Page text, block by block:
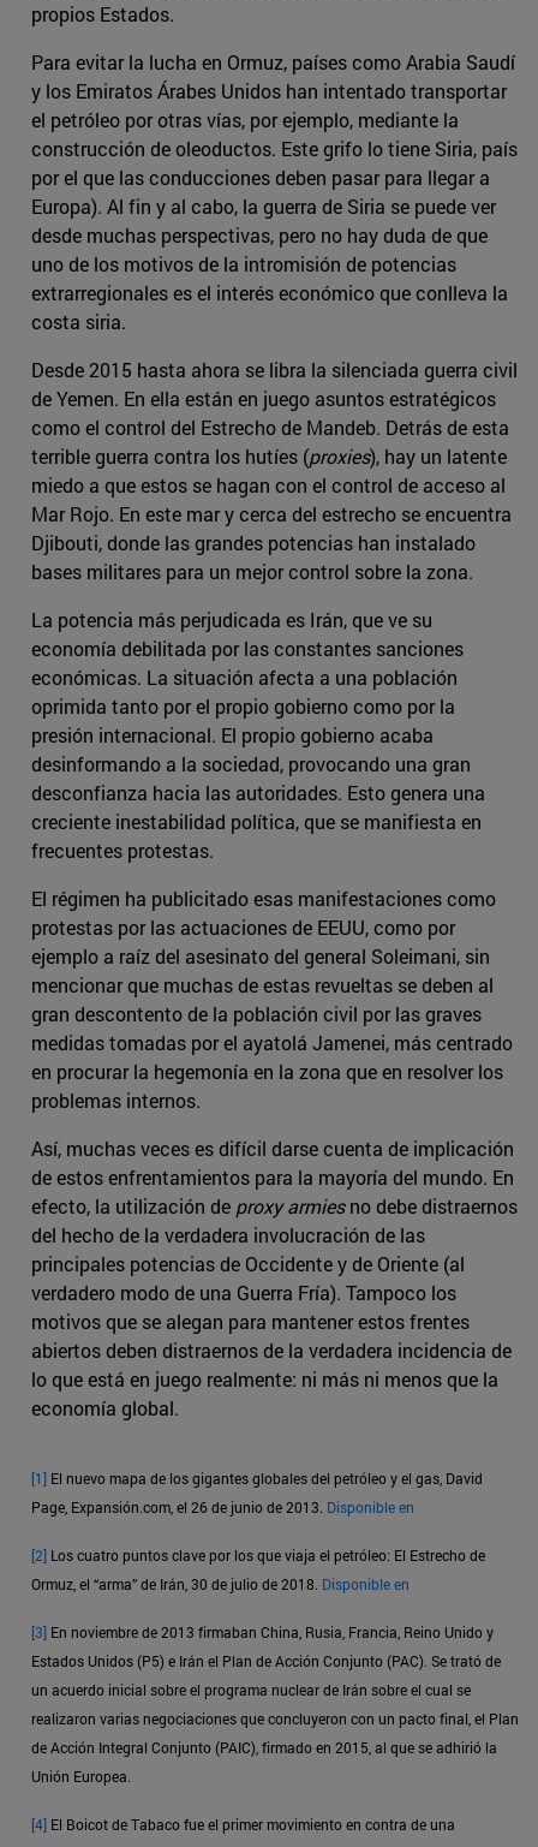
propios Estados.
Para evitar la lucha en Ormuz, países como Arabia Saudí
y los Emiratos Árabes Unidos han intentado transportar
el petróleo por otras vías, por ejemplo, mediante la
construcción de oleoductos. Este grifo lo tiene Siria, país
por el que las conducciones deben pasar para llegar a
Europa). Al fin y al cabo, la guerra de Siria se puede ver
desde muchas perspectivas, pero no hay duda de que
uno de los motivos de la intromisión de potencias
extrarregionales es el interés económico que conlleva la
costa siria.
Desde 2015 hasta ahora se libra la silenciada guerra civil
de Yemen. En ella están en juego asuntos estratégicos
como el control del Estrecho de Mandeb. Detrás de esta
terrible guerra contra los hutíes (proxies), hay un latente
miedo a que estos se hagan con el control de acceso al
Mar Rojo. En este mar y cerca del estrecho se encuentra
Djibouti, donde las grandes potencias han instalado
bases militares para un mejor control sobre la zona.
La potencia más perjudicada es Irán, que ve su
economía debilitada por las constantes sanciones
económicas. La situación afecta a una población
oprimida tanto por el propio gobierno como por la
presión internacional. El propio gobierno acaba
desinformando a la sociedad, provocando una gran
desconfianza hacia las autoridades. Esto genera una
creciente inestabilidad política, que se manifiesta en
frecuentes protestas.
El régimen ha publicitado esas manifestaciones como
protestas por las actuaciones de EEUU, como por
ejemplo a raíz del asesinato del general Soleimani, sin
mencionar que muchas de estas revueltas se deben al
gran descontento de la población civil por las graves
medidas tomadas por el ayatolá Jamenei, más centrado
en procurar la hegemonía en la zona que en resolver los
problemas internos.
Así, muchas veces es difícil darse cuenta de implicación
de estos enfrentamientos para la mayoría del mundo. En
efecto, la utilización de proxy armiesno debe distraernos
del hecho de la verdadera involucración de las
principales potencias de Occidente y de Oriente (al
verdadero modo de una Guerra Fría). Tampoco los
motivos que se alegan para mantener estos frentes
abiertos deben distraernos de la verdadera incidencia de
lo que está en juego realmente: ni más ni menos que la
economía global.
[1] El nuevo mapa de los gigantes globales del petróleo y el gas, David
Page, Expansión.com, el 26 de junio de 2013. Disponible en
[2] Los cuatro puntos clave por los que viaja el petróleo: El Estrecho de
Ormuz, el “arma” de Irán, 30 de julio de 2018. Disponible en
[3] En noviembre de 2013 firmaban China, Rusia, Francia, Reino Unido y
Estados Unidos (P5) e Irán el Plan de Acción Conjunto (PAC). Se trató de
un acuerdo inicial sobre el programa nuclear de Irán sobre el cual se
realizaron varias negociaciones que concluyeron con un pacto final, el Plan
de Acción Integral Conjunto (PAIC), firmado en 2015, al que se adhirió la
Unión Europea.
[4] El Boicot de Tabaco fue el primer movimiento en contra de una